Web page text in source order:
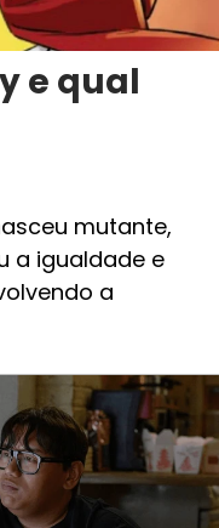
e qual
mutante,
a igualdade e
a